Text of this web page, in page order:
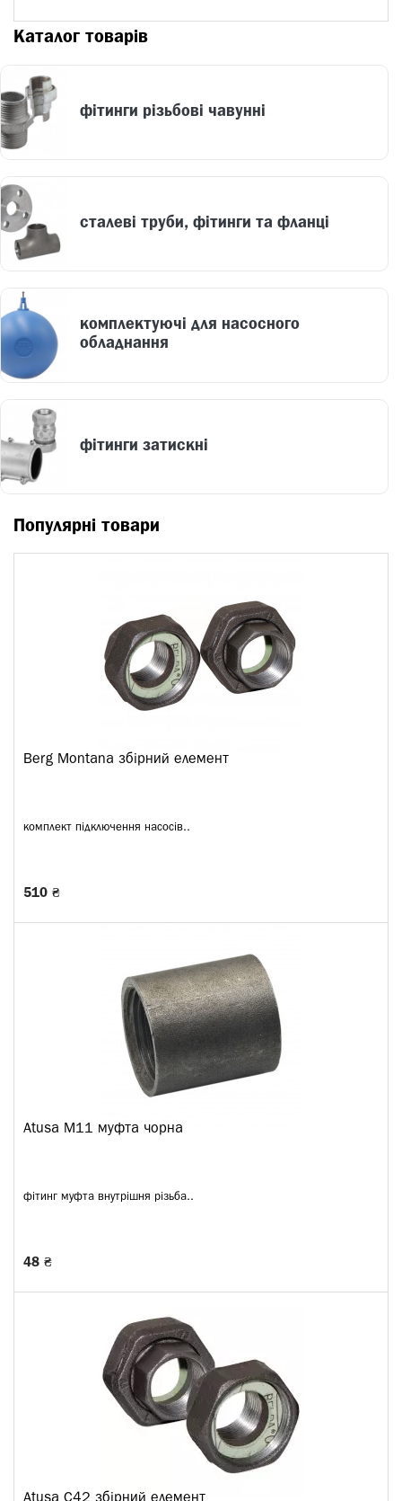
Каталог товарів
фітинги різьбові чавунні
сталеві труби, фітинги та фланці
комплектуючі для насосного
обладнання
фітинги затискні
Популярні товари
Berg Montana збірний елемент
комплект підключення насосів..
510 ₴
Atusa M11 муфта чорна
фітинг муфта внутрішня різьба..
48 ₴
Atusa C42 збірний елемент